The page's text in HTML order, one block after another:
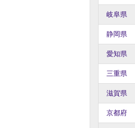
岐阜県
静岡県
愛知県
三重県
滋賀県
京都府